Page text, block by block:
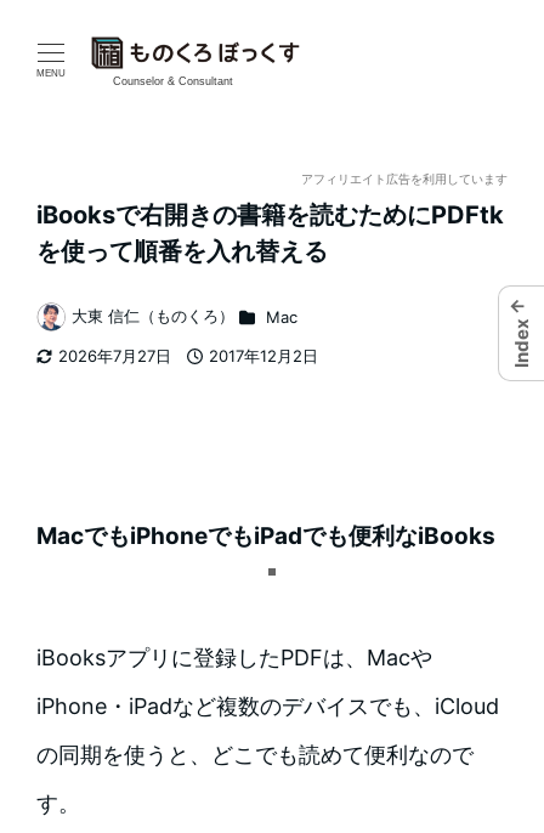
MENU
Counselor & Consultant
アフィリエイト広告を利用しています
iBooksで右開きの書籍を読むためにPDFtk
を使って順番を入れ替える
2026年7月27日
2017年12月2日
著
者
大東 信仁（ものくろ） カテゴリー
Mac
MacでもiPhoneでもiPadでも便利なiBooks
iBooksアプリに登録したPDFは、Macや
iPhone・iPadなど複数のデバイスでも、iCloud
の同期を使うと、どこでも読めて便利なので
す。
←
Index